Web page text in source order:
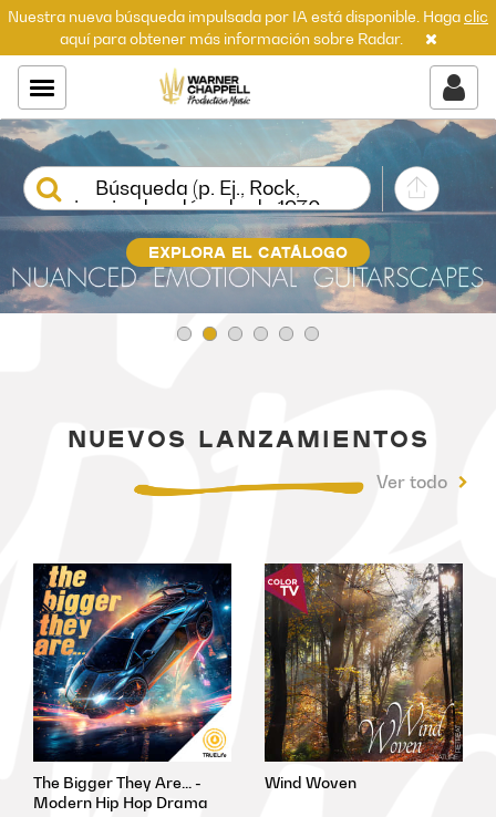
Nuestra nueva búsqueda impulsada por IA está disponible. Hagaclic
aquí para obtener más información sobre Radar.
Búsqueda (p. Ej., Rock,
inspirador, década de 1970)...
EXPLORA EL CATÁLOGO
NUEVOS LANZAMIENTOS
Ver todo
The Bigger They Are... -
Modern Hip Hop Drama
TLM075
Wind Woven
CTV1312